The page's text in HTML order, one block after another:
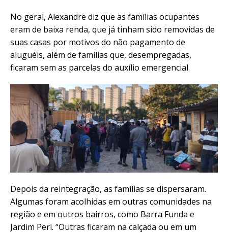
No geral, Alexandre diz que as famílias ocupantes
eram de baixa renda, que já tinham sido removidas de
suas casas por motivos do não pagamento de
aluguéis, além de famílias que, desempregadas,
ficaram sem as parcelas do auxílio emergencial.
Depois da reintegração, as famílias se dispersaram.
Algumas foram acolhidas em outras comunidades na
região e em outros bairros, como Barra Funda e
Jardim Peri. “Outras ficaram na calçada ou em um